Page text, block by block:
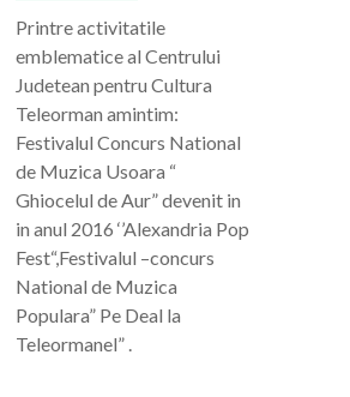
Printre activitatile
emblematice al Centrului
Judetean pentru Cultura
Teleorman amintim:
Festivalul Concurs National
de Muzica Usoara “
Ghiocelul de Aur” devenit in
in anul 2016 ‘’Alexandria Pop
Fest“,Festivalul –concurs
National de Muzica
Populara” Pe Deal la
Teleormanel” .